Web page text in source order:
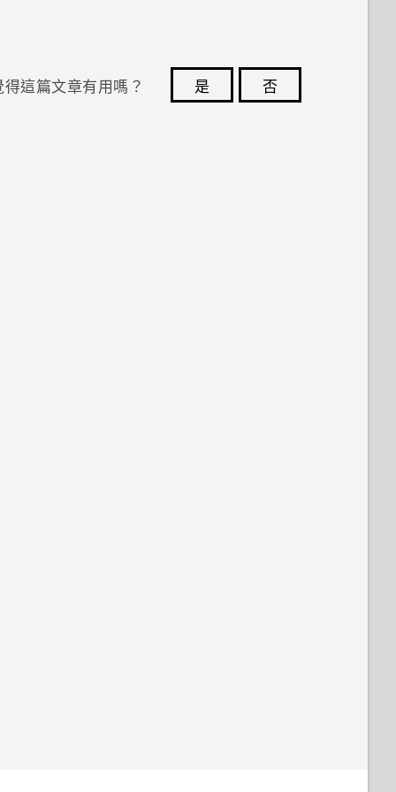
得這篇文章有用嗎？ 是
否